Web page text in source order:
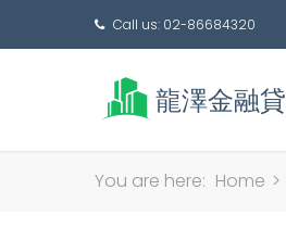
Call us: 02-86684320
You are here: Home >